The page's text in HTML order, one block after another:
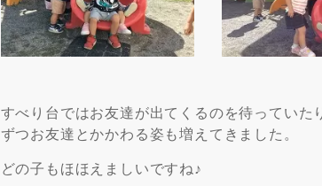
すべり台ではお友達が出てくるのを待ってい
ずつお友達とかかわる姿も増えてきました。
どの子もほほえましいですね♪